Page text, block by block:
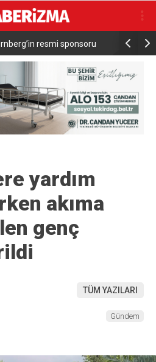
17 Milyon Büyükbaşa Dijital
yardım
akıma
genç
TÜM YAZILARI
Gündem